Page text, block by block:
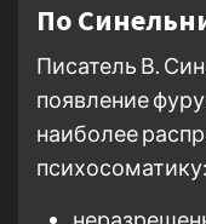
По
Писатель В.
появление
наиболее
психосоматику: